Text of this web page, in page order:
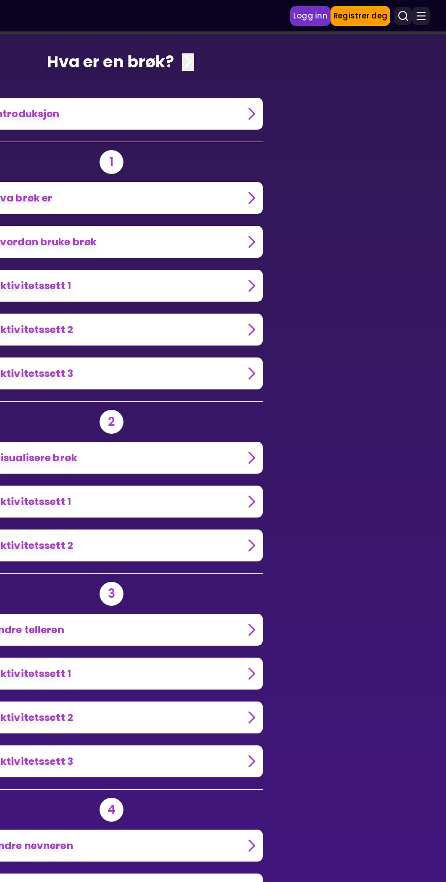
Logg inn Registrer deg
Bestill privatundervisning
Hva er en brøk?
1
brøk er
bruke brøk
1
2
3
2
brøk
1
2
3
telleren
1
2
3
4
nevneren